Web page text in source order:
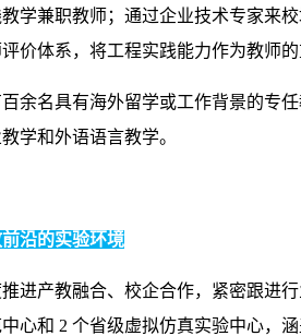
学兼职教师；通过企业技术专家来
价体系，将工程实践能力作为教师的
余名具有海外留学或工作背景的专
学和外语语言教学。
沿的实验环境
进产教融合、校企合作，紧密跟进
心和 2 个省级虚拟仿真实验中心，